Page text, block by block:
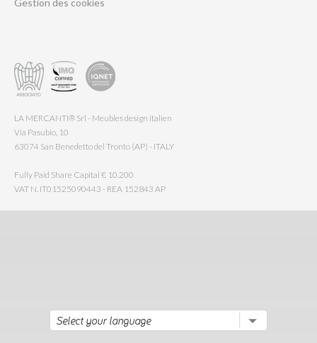
LA MERCANTI® Srl - Meubles design italien
Via Pasubio, 10
63074 San Benedetto del Tronto (AP) - ITALY
Fully Paid Share Capital € 10.200
VAT N. IT01525090443 - REA 152843 AP